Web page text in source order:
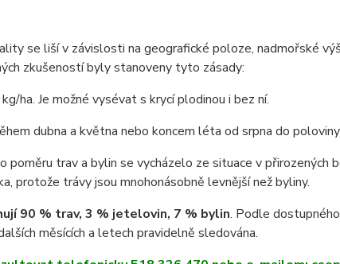
se liší v závislosti na geografické poloze, nadmořské
zkušeností byly stanoveny tyto zásady:
ha. Je možné vysévat s krycí plodinou i bez ní.
dubna a května nebo koncem léta od srpna do
poměru trav a bylin se vycházelo ze situace v přirozených
protože trávy jsou mnohonásobně levnější než byliny.
90 % trav, 3 % jetelovin, 7 % bylin. Podle
měsících a letech pravidelně sledována.